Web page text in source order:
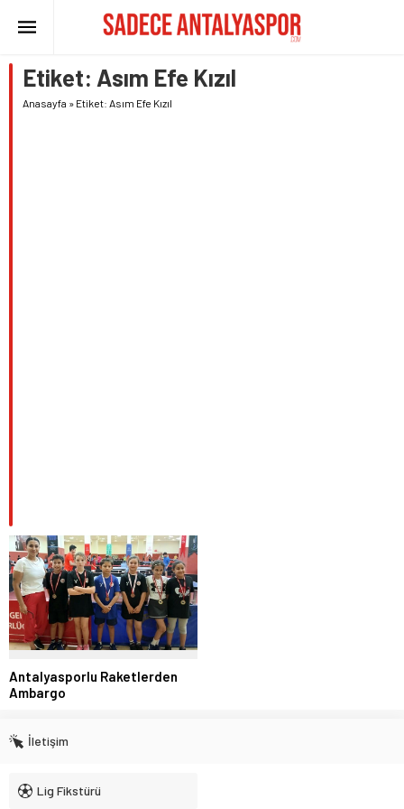
Etiket: Asım Efe Kızıl
Anasayfa » Etiket: Asım Efe Kızıl
Antalyasporlu Raketlerden
Ambargo
İletişim
Lig Fikstürü